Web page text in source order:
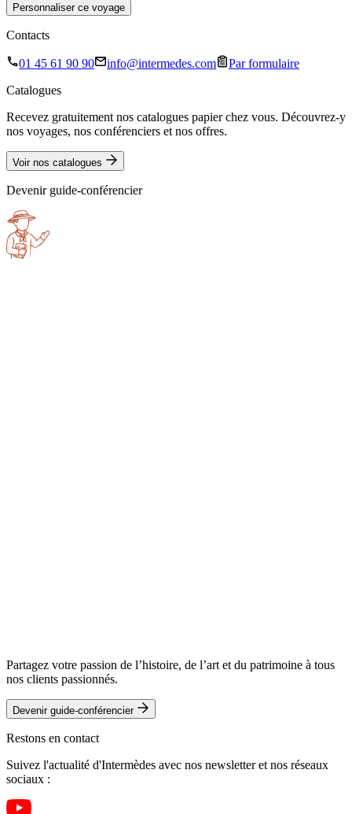
Personnaliser ce voyage
Contacts
01 45 61 90 90 info@intermedes.com
Par formulaire
Catalogues
Recevez gratuitement nos catalogues papier chez vous. Découvrez-y
nos voyages, nos conférenciers et nos offres.
Voir nos catalogues
Devenir guide-conférencier
Partagez votre passion de l’histoire, de l’art et du patrimoine à tous
nos clients passionnés.
Devenir guide-conférencier
Restons en contact
Suivez l'actualité d'Intermèdes avec nos newsletter et nos réseaux
sociaux :